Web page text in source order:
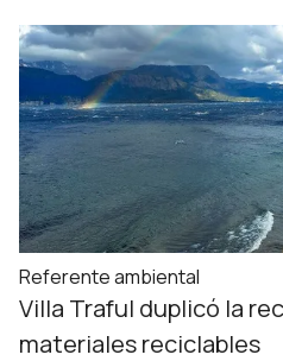
Referente ambiental
Villa Traful duplicó la
materiales reciclables